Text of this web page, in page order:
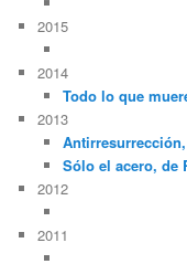
2015
2014
Todo lo que
2013
Sólo el acero, de
2012
2011